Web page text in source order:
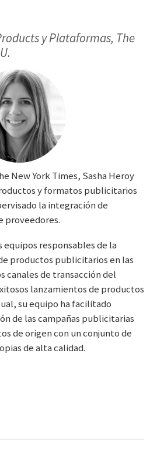
y Plataformas, The
New York Times, Sasha Heroy
y formatos publicitarios
la integración de
proveedores.
responsables de la
productos publicitarios en las
canales de transacción del
lanzamientos de productos
su equipo ha facilitado
de las campañas publicitarias
de origen con un conjunto de
de alta calidad.